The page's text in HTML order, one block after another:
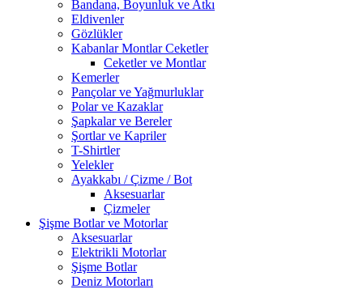
Bandana, Boyunluk ve Atkı
Eldivenler
Gözlükler
Kabanlar Montlar Ceketler
Ceketler ve Montlar
Kemerler
Pançolar ve Yağmurluklar
Polar ve Kazaklar
Şapkalar ve Bereler
Şortlar ve Kapriler
T-Shirtler
Yelekler
Ayakkabı / Çizme / Bot
Aksesuarlar
Çizmeler
Şişme Botlar ve Motorlar
Aksesuarlar
Elektrikli Motorlar
Şişme Botlar
Deniz Motorları